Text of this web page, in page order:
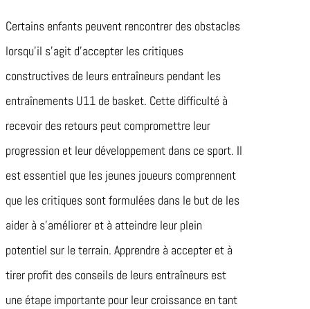
Certains enfants peuvent rencontrer des obstacles
lorsqu’il s’agit d’accepter les critiques
constructives de leurs entraîneurs pendant les
entraînements U11 de basket. Cette difficulté à
recevoir des retours peut compromettre leur
progression et leur développement dans ce sport. Il
est essentiel que les jeunes joueurs comprennent
que les critiques sont formulées dans le but de les
aider à s’améliorer et à atteindre leur plein
potentiel sur le terrain. Apprendre à accepter et à
tirer profit des conseils de leurs entraîneurs est
une étape importante pour leur croissance en tant